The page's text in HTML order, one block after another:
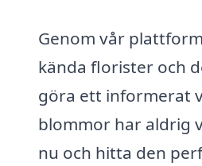
Genom vår
kända florister och
göra ett informerat
blommor har aldrig
nu och hitta den